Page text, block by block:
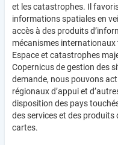
et les catastrophes. Il
informations spatiales en
accès à des produits
mécanismes internationaux
Espace et catastrophes
Copernicus de gestion des
demande, nous pouvons
régionaux d’appui et
disposition des pays
des services et des produits
cartes.